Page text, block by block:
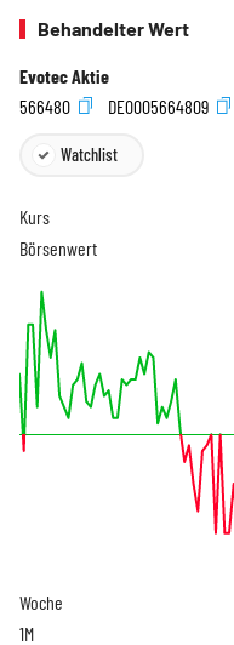
Behandelter Wert
Evotec Aktie
566480
DE0005664809
Watchlist
Kurs
Börsenwert
Woche
1M